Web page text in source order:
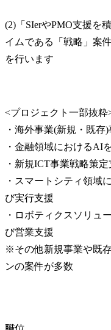
(2)「SIerやPMO支援を
イムである「戦略」案
を行います
<プロジェクト一部抜粋
・海外事業(新規・既
・金融領域におけるAI
・新規ICT事業戦略策定
・スマートシティ領域
び実行支援
・ロボティクスソリュ
び営業支援
※その他新規事業や既
ンの案件が多数